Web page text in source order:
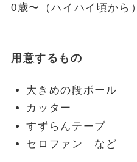
0歳〜（ハイハイ頃から）
用意するもの
大きめの段ボール
カッター
すずらんテープ
セロファン など